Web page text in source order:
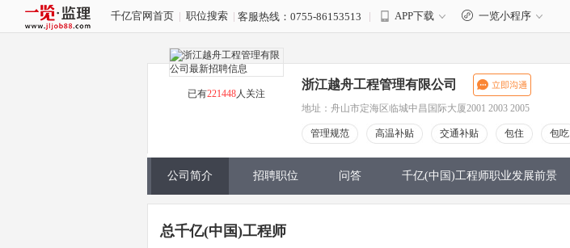
千亿官网首页 | 职位搜索 | 客服热线：0755-86153513 | APP下载 一览小程序
已有221448人关注
浙江越舟工程管理有限公司
地址：舟山市定海区临城中昌国际大厦2001 2003 2005
管理规范 高温补贴 交通补贴 包住 包吃
公司简介 招聘职位 问答 千亿(中国)工程师职业发展前景
总千亿(中国)工程师